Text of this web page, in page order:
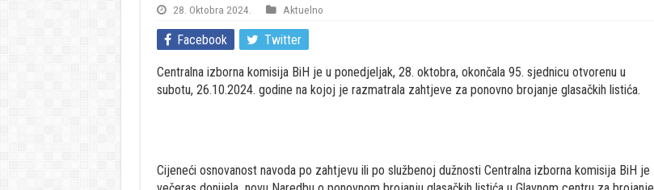
28. Oktobra 2024. Aktuelno
Facebook Twitter
Centralna izborna komisija BiH je u ponedjeljak, 28. oktobra, okončala 95. sjednicu otvorenu u
subotu, 26.10.2024. godine na kojoj je razmatrala zahtjeve za ponovno brojanje glasačkih listića.
Cijeneći osnovanost navoda po zahtjevu ili po službenoj dužnosti Centralna izborna komisija BiH je